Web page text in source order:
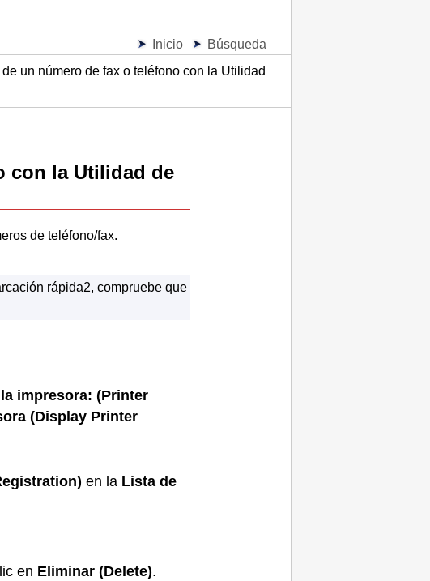
Inicio
Búsqueda
un número de fax o teléfono con la Utilidad
con la Utilidad de
de teléfono/fax.
rápida2, compruebe que
impresora: (Printer
(Display Printer
en la Lista de
en Eliminar (Delete).